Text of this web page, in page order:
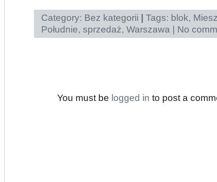
Category: Bez kategorii Tags: blok,
Południe, sprzedaż, Warszawa No
You must be logged in to post a